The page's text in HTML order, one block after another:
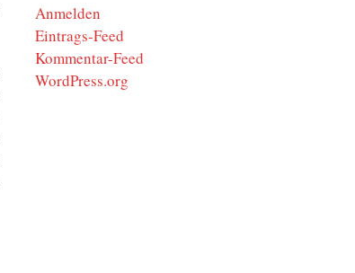
Anmelden
Eintrags-Feed
Kommentar-Feed
WordPress.org